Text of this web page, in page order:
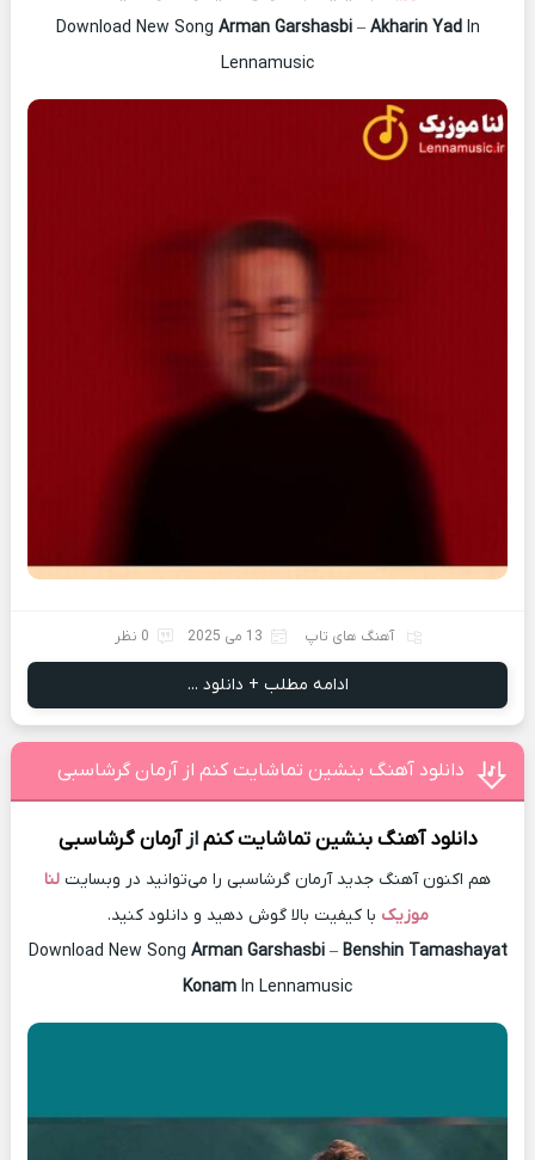
Download New Song Arman Garshasbi– Akharin YadIn
Lennamusic
آهنگ های تاپ 13 می 2025 0 نظر
ادامه مطلب + دانلود ...
دانلود آهنگ بنشین تماشایت کنم از آرمان گرشاسبی
دانلود آهنگ بنشین تماشایت کنمازآرمان گرشاسبی
هم اکنون آهنگ جدید آرمان گرشاسبی را می‌توانید در وبسایت لنا
موزیک با کیفیت بالا گوش دهید و دانلود کنید.
Download New Song Arman Garshasbi– Benshin Tamashayat
Konam In Lennamusic